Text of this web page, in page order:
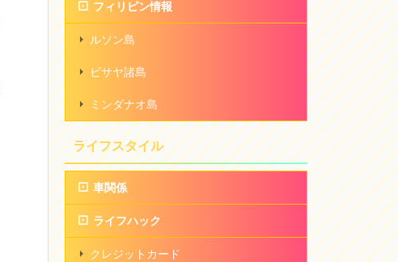
フィリピン情報
ルソン島
ビサヤ諸島
ミンダナオ島
ライフスタイル
車関係
ライフハック
クレジットカード